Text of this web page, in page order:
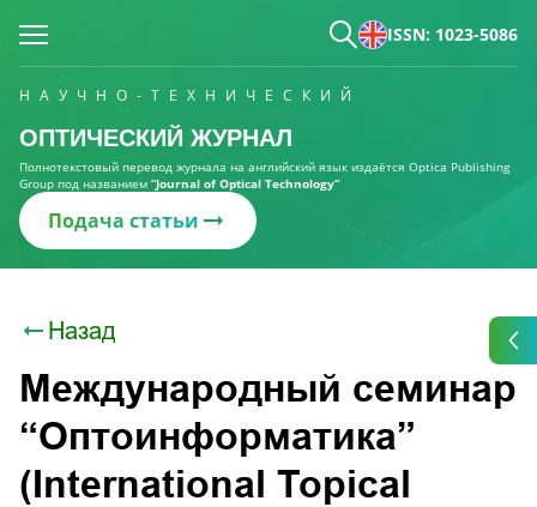
ISSN: 1023-5086
НАУЧНО-ТЕХНИЧЕСКИЙ
ОПТИЧЕСКИЙ ЖУРНАЛ
Полнотекстовый перевод журнала на английский язык издаётся Optica Publishing
Group под названием “Journal of Optical Technology“
Подача статьи
Назад
Международный семинар
“Оптоинформатика”
(International Topical